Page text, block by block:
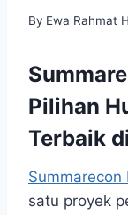
By Ewa Rahmat
Pilihan
Terbaik
satu proyek